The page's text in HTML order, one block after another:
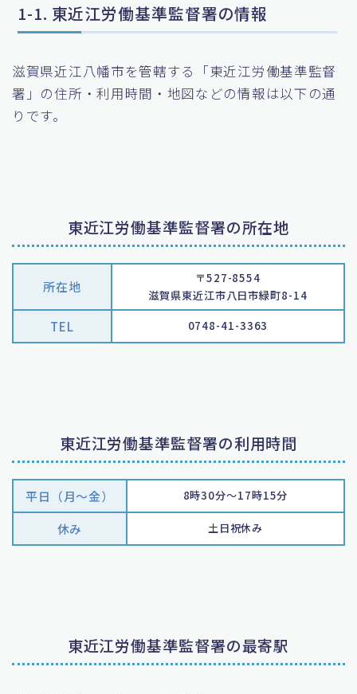
1-1. 東近江労働基準監督署の情報
滋賀県近江八幡市を管轄する「東近江労働基準監督
署」の住所・利用時間・地図などの情報は以下の通
りです。
東近江労働基準監督署の所在地
所在地
〒527-8554
滋賀県東近江市八日市緑町8-14
TEL 0748-41-3363
東近江労働基準監督署の利用時間
平日（月〜金） 8時30分～17時15分
休み 土日祝休み
東近江労働基準監督署の最寄駅